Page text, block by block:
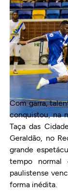
Com garra,
conquistou, na
Taça das
Geraldão, no
grande
tempo
paulistense
forma inédita.